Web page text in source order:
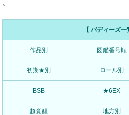
。
【 バディーズ一
作品別 図鑑番号順
初期★別 ロール別
BSB ★6EX
超覚醒 地方別